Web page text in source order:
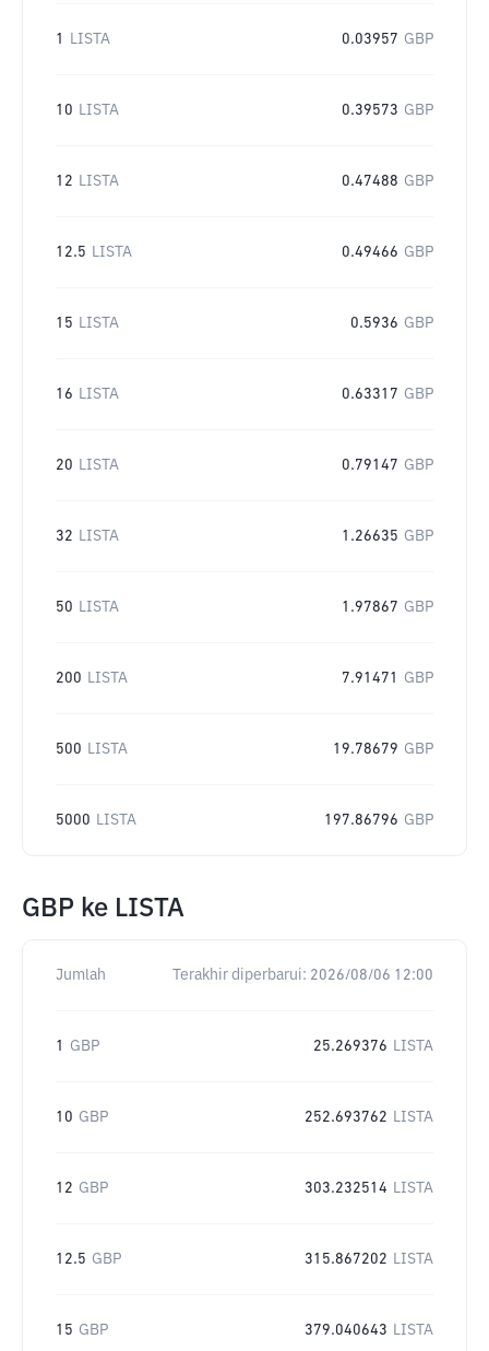
1 LISTA 0.03957 GBP
10 LISTA 0.39573 GBP
12 LISTA 0.47488 GBP
12.5 LISTA 0.49466 GBP
15 LISTA 0.5936 GBP
16 LISTA 0.63317 GBP
20 LISTA 0.79147 GBP
32 LISTA 1.26635 GBP
50 LISTA 1.97867 GBP
200 LISTA 7.91471 GBP
500 LISTA 19.78679 GBP
5000 LISTA 197.86796 GBP
GBP ke LISTA
Jumlah Terakhir diperbarui: 2026/08/06 12:00
1 GBP 25.269376 LISTA
10 GBP 252.693762 LISTA
12 GBP 303.232514 LISTA
12.5 GBP 315.867202 LISTA
15 GBP 379.040643 LISTA